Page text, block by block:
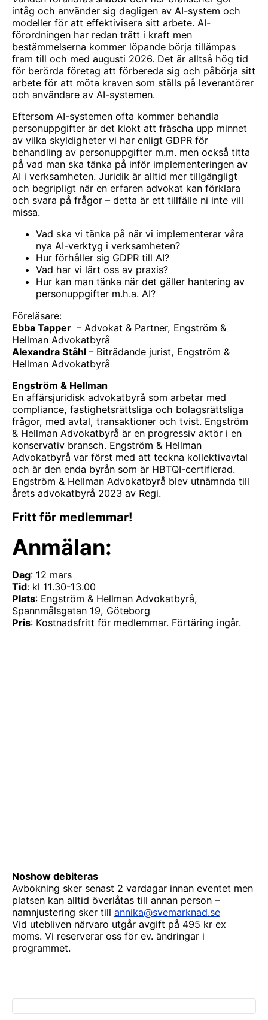
intåg och använder sig dagligen av AI-system och
modeller för att effektivisera sitt arbete. AI-
förordningen har redan trätt i kraft men
bestämmelserna kommer löpande börja tillämpas
fram till och med augusti 2026. Det är alltså hög tid
för berörda företag att förbereda sig och påbörja sitt
arbete för att möta kraven som ställs på leverantörer
och användare av AI-systemen.
Eftersom AI-systemen ofta kommer behandla
personuppgifter är det klokt att fräscha upp minnet
av vilka skyldigheter vi har enligt GDPR för
behandling av personuppgifter m.m. men också titta
på vad man ska tänka på inför implementeringen av
AI i verksamheten. Juridik är alltid mer tillgängligt
och begripligt när en erfaren advokat kan förklara
och svara på frågor – detta är ett tillfälle ni inte vill
missa.
Vad ska vi tänka på när vi implementerar våra
nya AI-verktyg i verksamheten?
Hur förhåller sig GDPR till AI?
Vad har vi lärt oss av praxis?
Hur kan man tänka när det gäller hantering av
personuppgifter m.h.a. AI?
Föreläsare:
Ebba Tapper – Advokat & Partner, Engström &
Hellman Advokatbyrå
Alexandra Ståhl – Biträdande jurist, Engström &
Hellman Advokatbyrå
Engström & Hellman
En affärsjuridisk advokatbyrå som arbetar med
compliance, fastighetsrättsliga och bolagsrättsliga
frågor, med avtal, transaktioner och tvist. Engström
& Hellman Advokatbyrå är en progressiv aktör i en
konservativ bransch. Engström & Hellman
Advokatbyrå var först med att teckna kollektivavtal
och är den enda byrån som är HBTQI-certifierad.
Engström & Hellman Advokatbyrå blev utnämnda till
årets advokatbyrå 2023 av Regi.
Fritt för medlemmar!
Anmälan:
Dag: 12 mars
Tid: kl 11.30-13.00
Plats: Engström & Hellman Advokatbyrå,
Spannmålsgatan 19, Göteborg
Pris: Kostnadsfritt för medlemmar. Förtäring ingår.
Noshow debiteras
Avbokning sker senast 2 vardagar innan eventet men
platsen kan alltid överlåtas till annan person –
namnjustering sker till annika@svemarknad.se
Vid utebliven närvaro utgår avgift på 495 kr ex
moms. Vi reserverar oss för ev. ändringar i
programmet.